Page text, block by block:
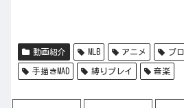
動画紹介 MLB アニメ プ
手描きMAD 縛りプレイ 音楽